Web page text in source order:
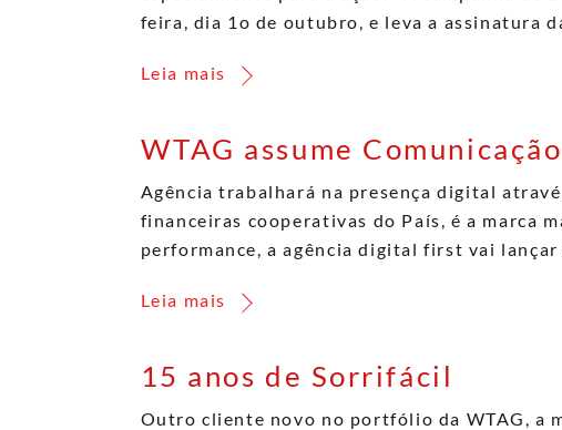
feira, dia 1o de outubro, e leva a assinatura
Leia mais
WTAG assume
Agência trabalhará na presença digital
financeiras cooperativas do País, é a marca
performance, a agência digital first vai
Leia mais
15 anos de Sorrifácil
Outro cliente novo no portfólio da WTAG, a